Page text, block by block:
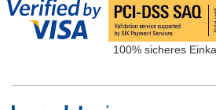
100% sicheres